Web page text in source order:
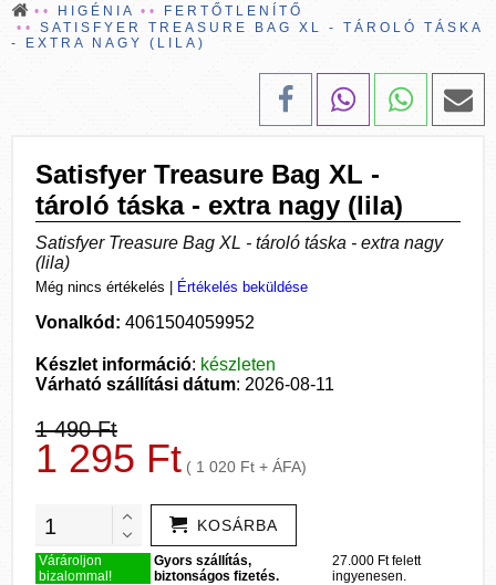
HIGÉNIA
FERTŐTLENÍTŐ
SATISFYER TREASURE BAG XL - TÁROLÓ TÁSKA
- EXTRA NAGY (LILA)
Satisfyer Treasure Bag XL -
tároló táska - extra nagy (lila)
Satisfyer Treasure Bag XL - tároló táska - extra nagy
(lila)
Még nincs értékelés Értékelés beküldése
Vonalkód: 4061504059952
Készlet információ: készleten
Várható szállítási dátum: 2026-08-11
1 490 Ft
1 295 Ft ( 1 020 Ft + ÁFA)
KOSÁRBA
Várároljon
bizalommal!
Gyors szállítás,
biztonságos fizetés.
27.000 Ft felett
ingyenesen.